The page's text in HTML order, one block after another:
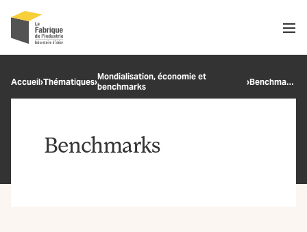
Accueil›Thématiques›Mondialisation, économie et
benchmarks
› Benchmarks
Benchmarks